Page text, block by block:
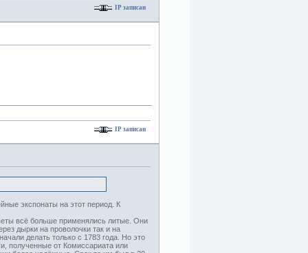
IP записан
IP записан
экспонаты на этот период. К
всё больше применялись литые. Они
дырки на проволочки так и на
делать только с 1783 года. Но это
полученные от Комиссариата или